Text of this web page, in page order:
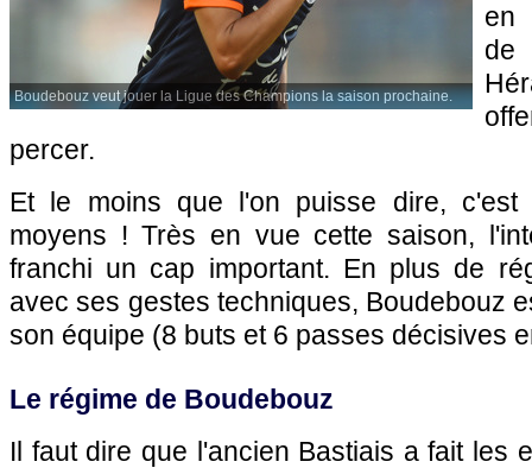
Boudebouz veut jouer la Ligue des Champions la saison prochaine.
en
percer.
Et le moins que l'on puisse dire, c'est
moyens ! Très en vue cette saison,
franchi un cap important. En plus de
avec ses gestes techniques, Boudebouz
son équipe (8 buts et 6 passes décisives
Le régime de Boudebouz
Il faut dire que l'ancien Bastiais a fait les